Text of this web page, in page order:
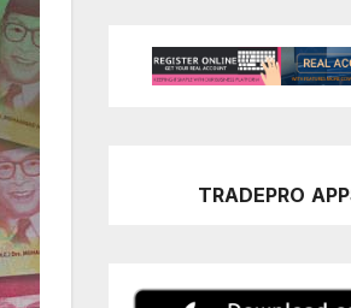
TRADEPRO